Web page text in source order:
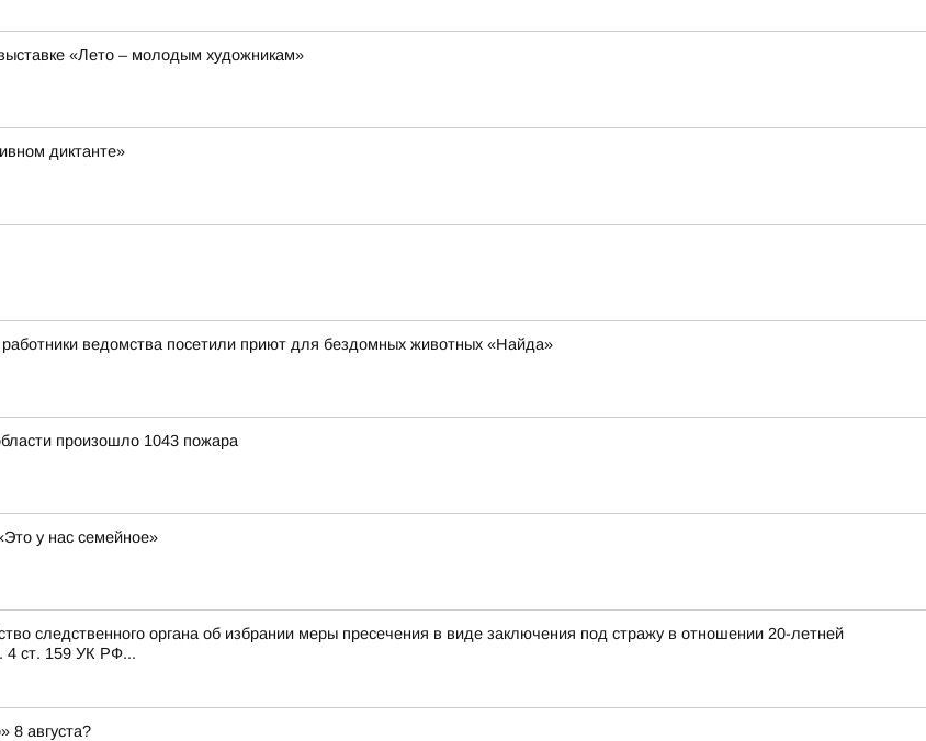
«Лето – молодым художникам»
диктанте»
ведомства посетили приют для бездомных животных «Найда»
произошло 1043 пожара
у нас семейное»
следственного органа об избрании меры пресечения в виде заключения под стражу в отношении 20-летней
4 ст. 159 УК РФ...
8 августа?